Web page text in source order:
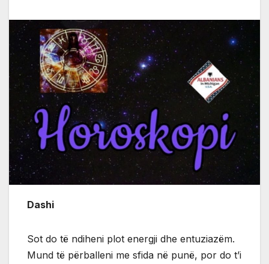
Dashi
Sot do të ndiheni plot energji dhe entuziazëm.
Mund të përballeni me sfida në punë, por do t’i